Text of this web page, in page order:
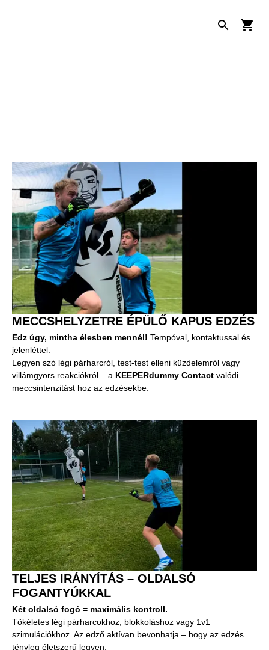
MECCSHELYZETRE ÉPÜLŐ KAPUS EDZÉS
Edz úgy, mintha élesben mennél! Tempóval, kontaktussal és
jelenléttel.
Legyen szó légi párharcról, test-test elleni küzdelemről vagy
villámgyors reakciókról – a KEEPERdummy Contact valódi
meccsintenzitást hoz az edzésekbe.
TELJES IRÁNYÍTÁS – OLDALSÓ
FOGANTYÚKKAL
Két oldalsó fogó = maximális kontroll.
Tökéletes légi párharcokhoz, blokkoláshoz vagy 1v1
szimulációkhoz. Az edző aktívan bevonhatja – hogy az edzés
tényleg életszerű legyen.